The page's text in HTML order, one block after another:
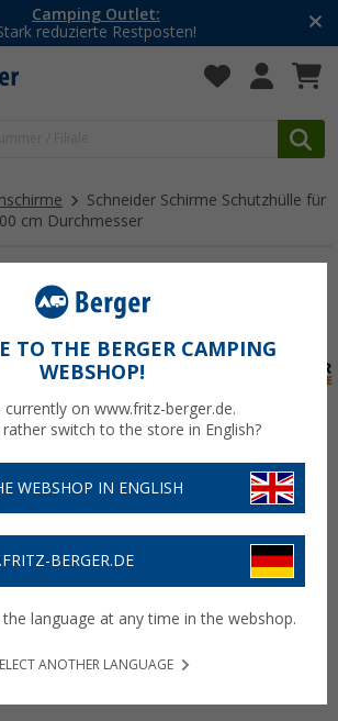
Camping Outlet:
reduzierte Restposten!
Schneider Schirme Schutzhülle für
cm Durchmesser
Schutzhülle für
bis 200 cm Durchmesser
TO THE BERGER CAMPING
WEBSHOP!
currently on www.fritz-berger.de.
switch to the store in English?
WEBSHOP IN ENGLISH
BERGER.DE
the language at any time in the webshop.
ANOTHER LANGUAGE